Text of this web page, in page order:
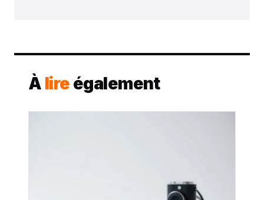
À lire également